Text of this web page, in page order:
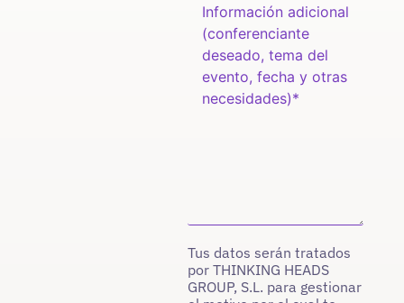
Tus datos serán tratados
por THINKING HEADS
GROUP, S.L. para gestionar